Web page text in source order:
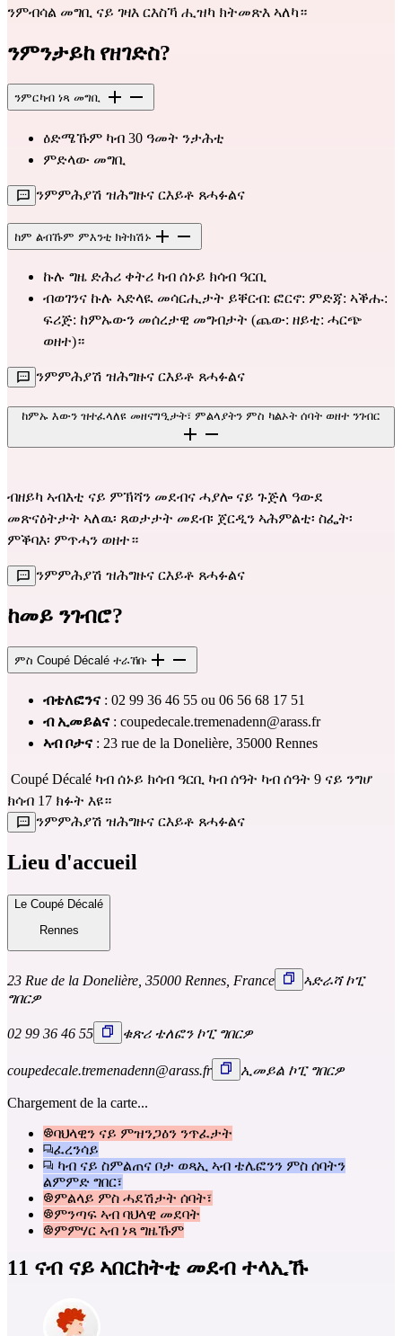
ንምብሳል መግቢ ናይ ገዛእ ርእስኻ ሒዝካ ክትመጽእ ኣለካ።
ንምንታይከ የዘገድስ?
ንምርካብ ነጻ መግቢ
ዕድሜኹም ካብ 30 ዓመት ንታሕቲ
ምድላው መግቢ
ንምምሕያሽ ዝሕግዙና ርእይቶ ጸሓፉልና
ከም ልብኹም ምእንቲ ክትክሽኑ
ኩሉ ግዜ ድሕሪ ቀትሪ ካብ ሰኑይ ክሳብ ዓርቢ
ብወገንና ኩሉ ኣድላዪ መሳርሒታት ይቐርብ: ፎርኖ: ምድጃ: ኣቕሑ:
ፍሪጅ: ከምኡውን መሰረታዊ መግብታት (ጨው: ዘይቲ: ሓርጭ
ወዘተ)።
ንምምሕያሽ ዝሕግዙና ርእይቶ ጸሓፉልና
ከምኡ እውን ዝተፈላለዩ መዘናግዒታት፣ ምልላያትን ምስ ካልኦት ሰባት ወዘተ ንገብር
ብዘይካ ኣብእቲ ናይ ምኽሻን መደብና ሓያሎ ናይ ጉጅለ ዓውደ
መጽናዕትታት ኣለዉ፡ ጸወታታት መደብ፡ ጀርዲን ኣሕምልቲ፡ ስፌት፡
ምቕባእ፡ ምጥሓን ወዘተ።
ንምምሕያሽ ዝሕግዙና ርእይቶ ጸሓፉልና
ከመይ ንገብሮ?
ምስ Coupé Décalé ተራኸቡ
ብቴለፎንና : 02 99 36 46 55 ou 06 56 68 17 51
ብ ኢመይልና : coupedecale.tremenadenn@arass.fr
ኣብ ቦታና
ክሳብ 17 ክፉት እዩ።
ንምምሕያሽ ዝሕግዙና ርእይቶ ጸሓፉልና
Lieu d'accueil
Le Coupé Décalé
Rennes
23 Rue de la Donelière, 35000 Rennes, France
ኣድራሻ ኮፒ
ግበርዎ
02 99 36 46 55 ቁጽሪ ቴለፎን ኮፒ ግበርዎ
coupedecale.tremenadenn@arass.fr ኢመይል ኮፒ ግበርዎ
Chargement de la carte...
ባህላዊን ናይ ምዝንጋዕን ንጥፈታት
ፈረንሳይ
ካብ ናይ ስምልጠና ቦታ ወጻኢ ኣብ ቴሌፎንን ምስ ሰባትን
ልምምድ ግበር፣
ምልላይ ምስ ሓደሽታት ሰባት፣
ምንጣፍ ኣብ ባህላዊ መደባት
ምምሃር ኣብ ነጻ ግዜኹም
11 ናብ ናይ ኣበርከትቲ መደብ ተላኢኹ